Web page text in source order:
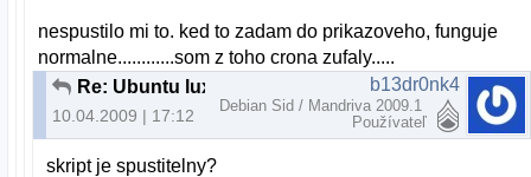
nespustilo mi to. ked to zadam do prikazoveho, funguje
normalne............som z toho crona zufaly.....
Re: Ubuntu luxus?
10.04.2009 | 17:12
b13dr0nk4
Debian Sid / Mandriva 2009.1
Používateľ
skript je spustitelny?